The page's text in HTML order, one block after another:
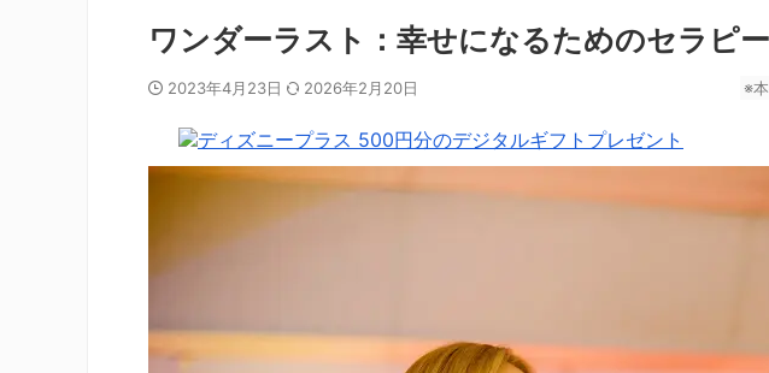
ワンダーラスト：幸せになるためのセラピー
2023年4月23日 2026年2月20日 ※